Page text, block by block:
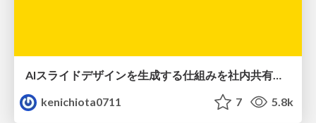
kenichiota0711
7 5.8k